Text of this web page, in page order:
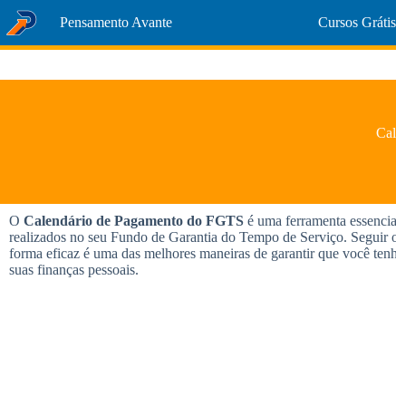
Pular
para
o
Pensamento Avante Cursos Grátis
O Calendário de Pagamento do FGTS é uma ferramenta
realizados no seu Fundo de Garantia do Tempo de Serviço. Seguir
forma eficaz é uma das melhores maneiras de garantir que você
suas finanças pessoais.